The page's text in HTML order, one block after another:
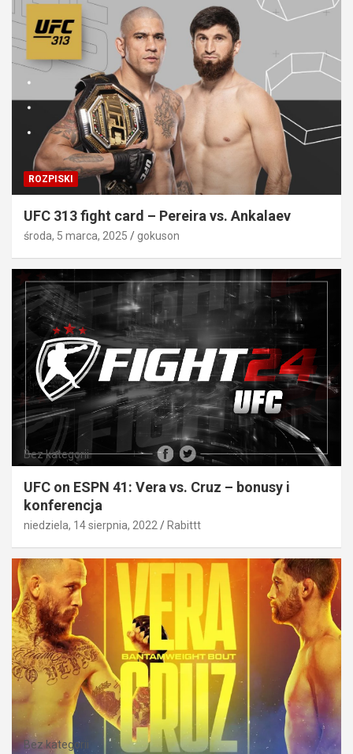
ROZPISKI
UFC 313 fight card – Pereira vs. Ankalaev
środa, 5 marca, 2025 gokuson
Bez kategorii
UFC on ESPN 41: Vera vs. Cruz – bonusy i
konferencja
niedziela, 14 sierpnia, 2022 Rabittt
Bez kategorii